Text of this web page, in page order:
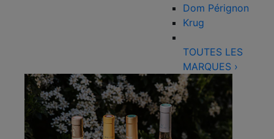
Dom Pérignon
Krug
TOUTES LES
MARQUES ›